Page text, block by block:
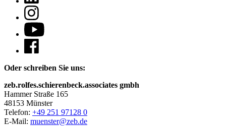
Oder schreiben Sie uns:
zeb.rolfes.schierenbeck.associates gmbh
Hammer Straße 165
48153 Münster
Telefon: +49 251 97128 0
E-Mail: muenster@zeb.de